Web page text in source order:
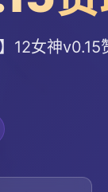
12女神